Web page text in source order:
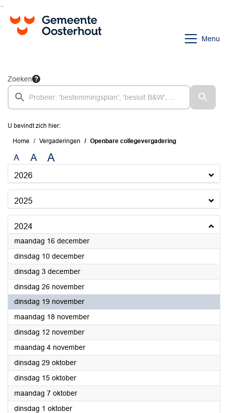
Menu
Zoeken
U bevindt zich hier:
Home Vergaderingen Openbare collegevergadering
A A A
2026
2025
2024
maandag 16 december2024
dinsdag 10 december2024
dinsdag 3 december2024
dinsdag 26 november2024
dinsdag 19 november2024
maandag 18 november2024
dinsdag 12 november2024
maandag 4 november2024
dinsdag 29 oktober2024
dinsdag 15 oktober2024
maandag 7 oktober2024
dinsdag 1 oktober2024